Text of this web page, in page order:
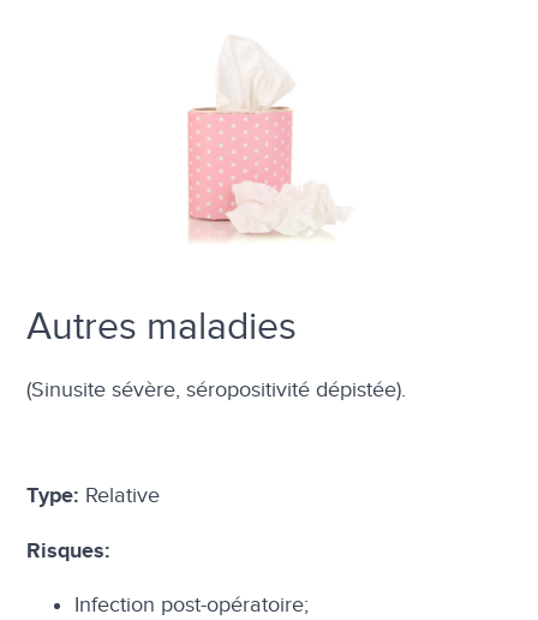
Autres maladies
(Sinusite sévère, séropositivité dépistée).
Type: Relative
Risques:
Infection post-opératoire;